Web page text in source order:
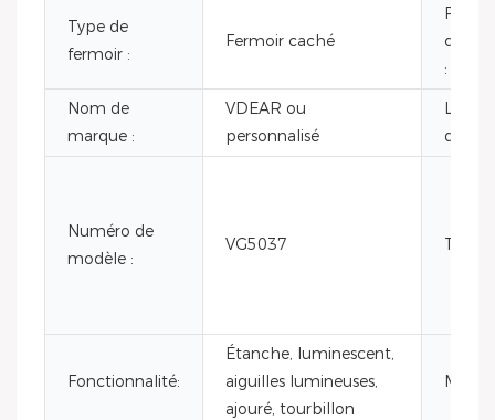
Type de
fermoir :
Fermoir caché
:
Nom de
marque :
VDEAR ou
personnalisé
Lieu
Numéro de
modèle :
VG5037 Taper:
Fonctionnalité:
Étanche, luminescent,
aiguilles lumineuses,
ajouré, tourbillon